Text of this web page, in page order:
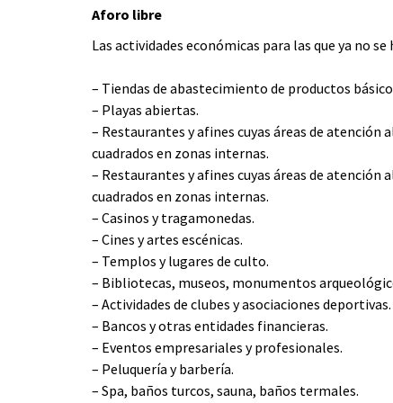
Aforo libre
Las actividades económicas para las que ya no
– Tiendas de abastecimiento de productos
– Playas abiertas.
– Restaurantes y afines cuyas áreas de atención
cuadrados en zonas internas.
– Restaurantes y afines cuyas áreas de atención
cuadrados en zonas internas.
– Casinos y tragamonedas.
– Cines y artes escénicas.
– Templos y lugares de culto.
– Bibliotecas, museos, monumentos
– Actividades de clubes y asociaciones deportivas.
– Bancos y otras entidades financieras.
– Eventos empresariales y profesionales.
– Peluquería y barbería.
– Spa, baños turcos, sauna, baños termales.